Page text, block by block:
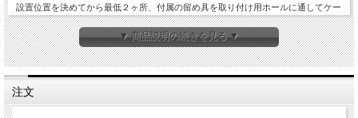
設置位置を決めてから最低２ヶ所、付属の留め具を取り付け用ホールに通してケー
ジワイヤーに掛け固定して下さい。
【うさぎ・デグーの場合】
他の生き物よりも特に注意して、本品の排熱口(側面、背面のスリット部)を確認
て下さい。本品をかじろうとしたりコードを引き込もうとしたりする場合は使用を
中止して下さい。
▼ 商品説明の続きを見る ▼
注文